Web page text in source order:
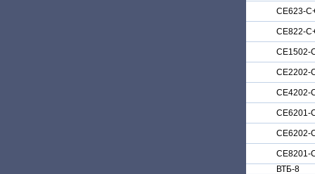
СЕ623-
СЕ822-
СЕ1502-
СЕ2202-
СЕ4202-
СЕ6201-
СЕ6202-
СЕ8201-
ВТБ-8